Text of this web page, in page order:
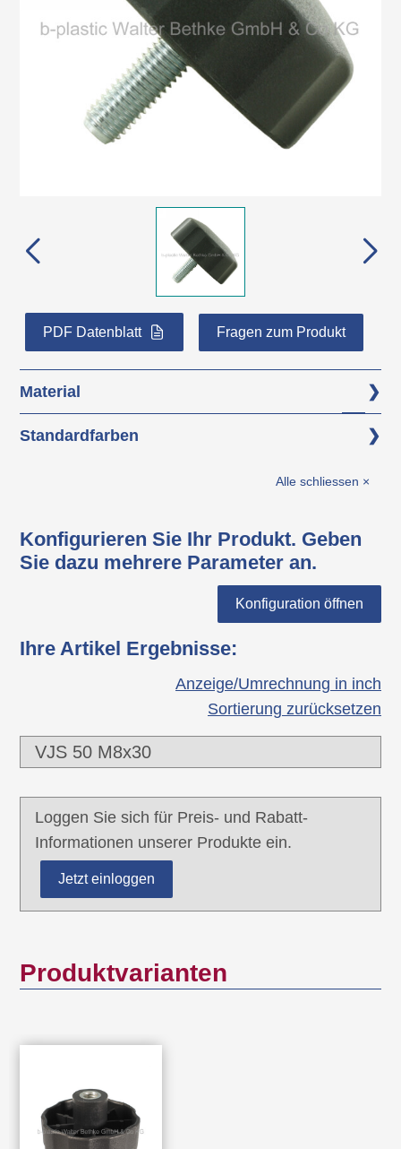
PDF Datenblatt Fragen zum Produkt
Material
Grundkörper: Polypropylen (PP)
Standardfarben
Alle schliessen ×
Konfigurieren Sie Ihr Produkt. Geben
Sie dazu mehrere Parameter an.
Konfiguration öffnen
Ihre Artikel Ergebnisse:
Anzeige/Umrechnung in inch
Sortierung zurücksetzen
VJS 50 M8x30
Loggen Sie sich für Preis- und Rabatt-
Informationen unserer Produkte ein.
Jetzt einloggen
Produktvarianten